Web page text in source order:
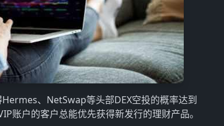
、NetSwap等头部DEX空投的概率达到
账户的客户总能优先获得新发行的理财产品。